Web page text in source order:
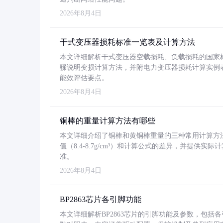
2026年8月4日
干式变压器损耗标准一览表及计算方法
本文详细解析干式变压器空载损耗、负载损耗的国家
骤说明变损计算方法，并附电力变压器损耗计算实
能效评估要点。
2026年8月4日
铜棒的重量计算方法有哪些
本文详细介绍了铜棒和黄铜棒重量的三种常用计算
值（8.4-8.7g/cm³）和计算公式的差异，并提供实际
准。
2026年8月4日
BP2863芯片各引脚功能
本文详细解析BP2863芯片的引脚功能及参数，包括